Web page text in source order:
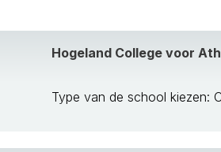
Hogeland College voor
Type van de school kiezen: